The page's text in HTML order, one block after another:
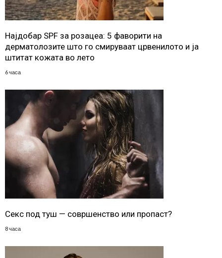
Најдобар SPF за розацеа: 5 фаворити на
дерматолозите што го смируваат црвенилото и ја
штитат кожата во лето
6 часа
Секс под туш — совршенство или пропаст?
8 часа